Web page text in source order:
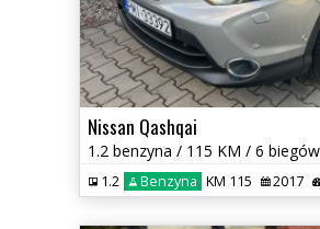
Nissan Qashqai
1.2 Benzyna KM 115 2017